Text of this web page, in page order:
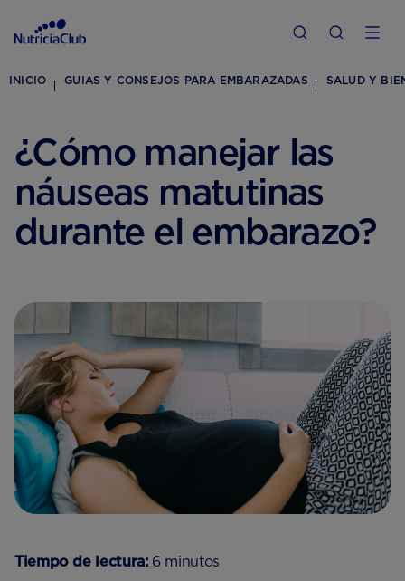
INICIO GUIAS Y CONSEJOS PARA EMBARAZADAS SALUD Y
¿Cómo manejar las
náuseas matutinas
durante el embarazo?
Tiempo de lectura:6 minutos